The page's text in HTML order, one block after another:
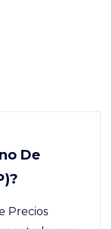
De
Precios